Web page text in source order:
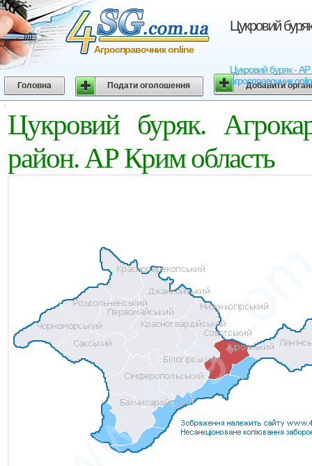
Цукровий
Цукровий буряк - АР
агросправочник
Агросправочник online
Головна Подати оголошення Добавити
Цукровий буряк.
район. АР Крим область